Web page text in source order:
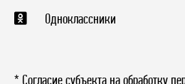
Одноклассники